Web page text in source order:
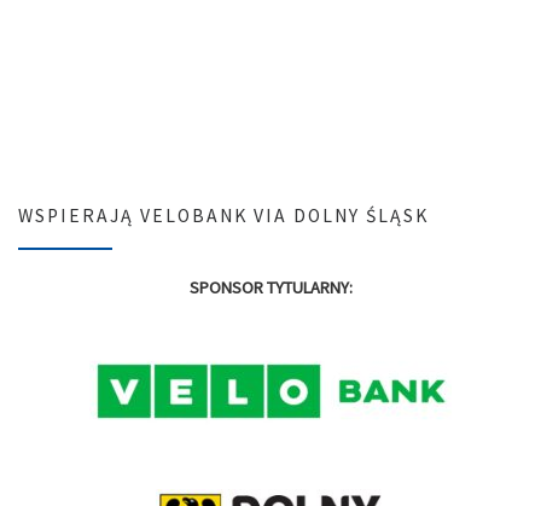
WSPIERAJĄ VELOBANK VIA DOLNY ŚLĄSK
SPONSOR TYTULARNY: